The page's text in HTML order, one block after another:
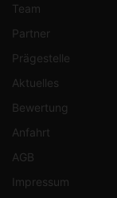
Team
Partner
Prägestelle
Aktuelles
Bewertung
Anfahrt
AGB
Impressum